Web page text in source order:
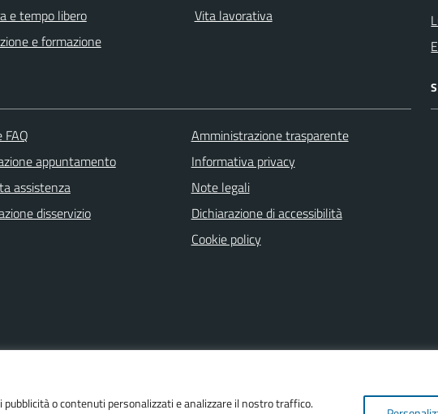
o contenuti personalizzati e analizzare il nostro traffico.
e tempo libero
e formazione
Vita lavorativa
FAQ
appuntamento
assistenza
disservizio
Amministrazione trasparente
Informativa privacy
Note legali
Dichiarazione di accessibilità
Cookie policy